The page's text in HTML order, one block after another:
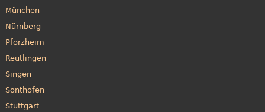
München
Nürnberg
Pforzheim
Reutlingen
Singen
Sonthofen
Stuttgart